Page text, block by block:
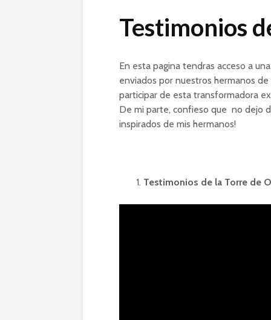
Testimonios
En esta pagina tendras acceso a
enviados por nuestros hermanos
participar de esta transformadora
De mi parte, confieso que no dejo
inspirados de mis hermanos!
Testimonios de la Torre de